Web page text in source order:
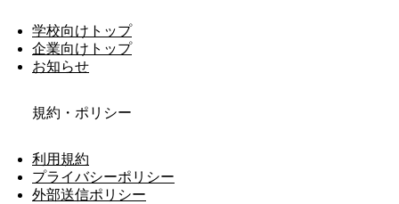
学校向けトップ
企業向けトップ
お知らせ
規約・ポリシー
利用規約
プライバシーポリシー
外部送信ポリシー